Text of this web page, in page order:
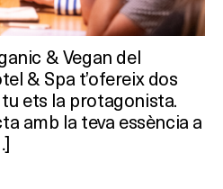
& Vegan del
& Spa t’ofereix dos
ets la protagonista.
amb la teva essència a